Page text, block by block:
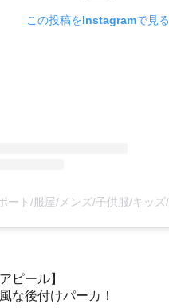
この投稿をInstagramで見る
ピール】
な後付けパーカ！